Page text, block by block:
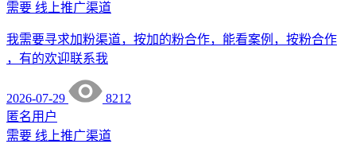
需要 线上推广渠道
我需要寻求加粉渠道，按加的粉合作，能看案例，按粉合作
，有的欢迎联系我
2026-07-29
8212
匿名用户
需要 线上推广渠道